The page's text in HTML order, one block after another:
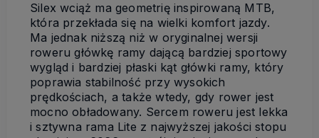
Silex wciąż ma geometrię inspirowaną MTB,
która przekłada się na wielki komfort jazdy.
Ma jednak niższą niż w oryginalnej wersji
roweru główkę ramy dającą bardziej sportowy
wygląd i bardziej płaski kąt główki ramy, który
poprawia stabilność przy wysokich
prędkościach, a także wtedy, gdy rower jest
mocno obładowany. Sercem roweru jest lekka
i sztywna rama Lite z najwyższej jakości stopu